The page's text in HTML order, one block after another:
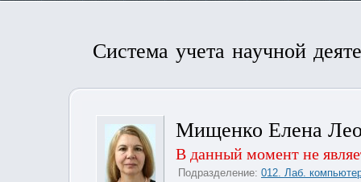
Система учета научной
Мищенко Елена
В данный момент не
Подразделение: 012. Лаб.